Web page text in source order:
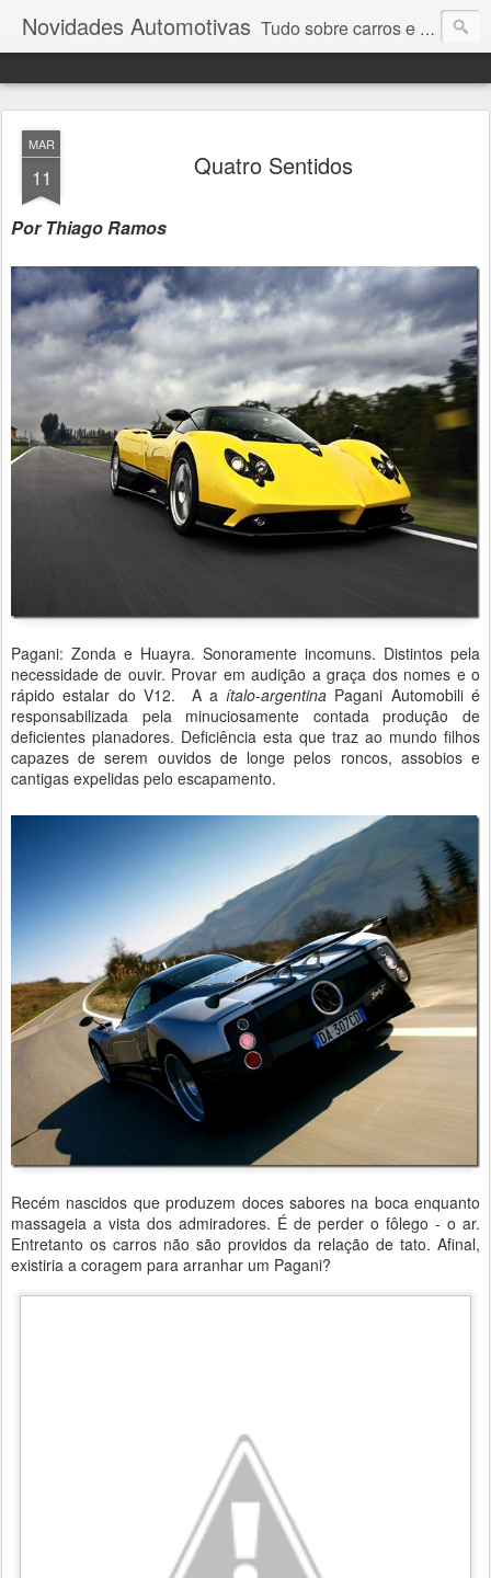
Novidades Automotivas Tudo sobre carros e motores
MAR
11 Quatro Sentidos
Por Thiago Ramos
Pagani: Zonda e Huayra. Sonoramente incomuns. Distintos pela
necessidade de ouvir. Provar em audição a graça dos nomes e o
rápido estalar do V12. A aítalo-argentina Pagani Automobili é
responsabilizada pela minuciosamente contada produção de
deficientes planadores. Deficiência esta que traz ao mundo filhos
capazes de serem ouvidos de longe pelos roncos, assobios e
cantigas expelidas pelo escapamento.
Recém nascidos que produzem doces sabores na boca enquanto
massageia a vista dos admiradores. É de perder o fôlego - o ar.
Entretanto os carros não são providos da relação de tato. Afinal,
existiria a coragem para arranhar um Pagani?